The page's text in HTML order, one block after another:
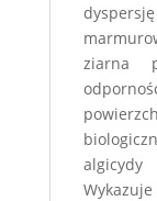
ziarna